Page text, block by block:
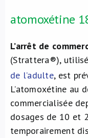
atomoxétine
L’arrêt de
(Strattera®),
de l’adulte, est
L’atomoxétine au
commercialisée
dosages de 10 et
temporairement